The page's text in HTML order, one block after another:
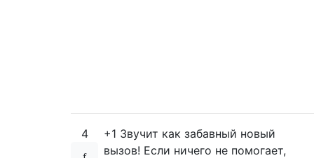
4
+1 Звучит как забавный новый
вызов! Если ничего не помогает,